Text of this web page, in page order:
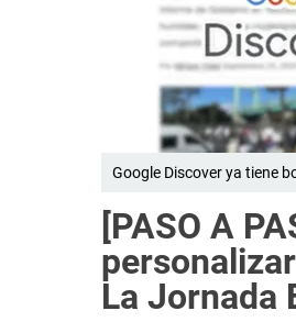
Google Discover ya tiene
[PASO A
La Jornada